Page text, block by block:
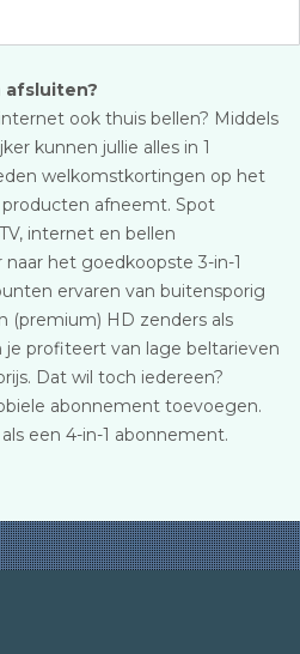
afsluiten?
ook thuis bellen? Middels
kunnen jullie alles in 1
welkomstkortingen op het
afneemt. Spot
internet en bellen
het goedkoopste 3-in-1
ervaren van buitensporig
(premium) HD zenders als
je profiteert van lage beltarieven
Dat wil toch iedereen?
abonnement toevoegen.
een 4-in-1 abonnement.